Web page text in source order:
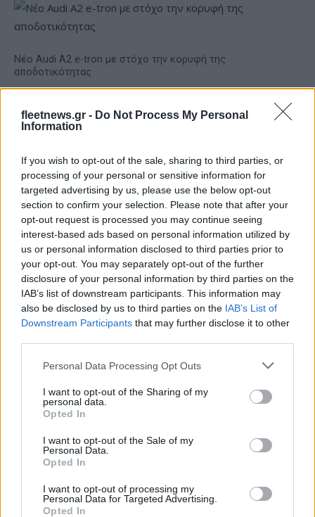
fleetnews.gr - Do Not Process My Personal
Information
If you wish to opt-out of the sale, sharing to third parties, or
processing of your personal or sensitive information for
targeted advertising by us, please use the below opt-out
section to confirm your selection. Please note that after your
opt-out request is processed you may continue seeing
interest-based ads based on personal information utilized by
us or personal information disclosed to third parties prior to
your opt-out. You may separately opt-out of the further
disclosure of your personal information by third parties on the
IAB’s list of downstream participants. This information may
also be disclosed by us to third parties on the IAB’s List of
Downstream Participants that may further disclose it to other
Please note that this website/app uses one or more Google
not limited to your visit or usage behaviour. You may click to
grant or deny consent to Google and its third-party tags to
use your data for below specified purposes in below Google
consent section.
Personal Data Processing Opt Outs
I want to opt-out of the Sharing of my
personal data.
Opted In
I want to opt-out of the Sale of my
Personal Data.
Opted In
I want to opt-out of processing my
Personal Data for Targeted Advertising.
Opted In
Νέο Audi A2 e-tron με στόχο την κορυφή της
αποδοτικότητας
Για την πρόκριση στις "4" οι
Νεάνιδες απόψε κόντρα
στη Λιθουανία (live stream)
Ράσελ Γουέστμπρουκ: Ο
θρύλος του NBA που δεν
βρίσκει συμβόλαιο
ΕΛΣΤΑΤ: Στο 3,4% υποχώρησε ο πληθωρισμός τον Ιούλιο
Χρηματοδότηση 8 εκατ.
ευρώ σε 843 μέσα
πενταετές πρόγραμμα
ενίσχυσης του Τύπου
Metlen: Ρεκόρ EBITDA στο
α' εξάμηνο, στα 550 εκατ.